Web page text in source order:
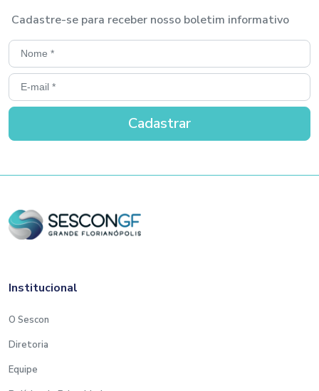
Cadastre-se para receber nosso boletim informativo
Institucional
O Sescon
Diretoria
Equipe